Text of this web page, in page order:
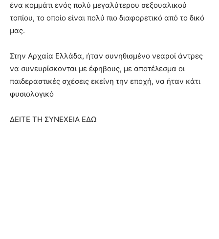
ένα κομμάτι ενός πολύ μεγαλύτερου σεξουαλικού
τοπίου, το οποίο είναι πολύ πιο διαφορετικό από το δικό
μας.
Στην Αρχαία Ελλάδα, ήταν συνηθισμένο νεαροί άντρες
να συνευρίσκονται με έφηβους, με αποτέλεσμα οι
παιδεραστικές σχέσεις εκείνη την εποχή, να ήταν κάτι
φυσιολογικό
ΔΕΙΤΕ ΤΗ ΣΥΝΕΧΕΙΑ ΕΔΩ